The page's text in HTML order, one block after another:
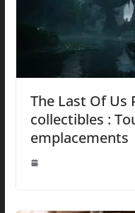
The Last Of Us
collectibles :
emplacements